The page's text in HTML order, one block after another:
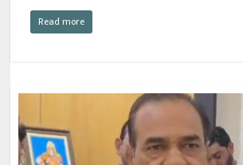
Read more